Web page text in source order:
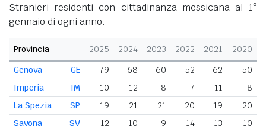
Stranieri residenti con cittadinanza messicana al 1°
gennaio di ogni anno.
Provincia 2025 2024 2023 2022 2021
2020
GE
Genova 79 68 60 52 62
50
IM
Imperia 10 12 8 7 11
8
SP
La Spezia 19 21 21 20 19
20
SV
Savona 12 10 9 14 13
10